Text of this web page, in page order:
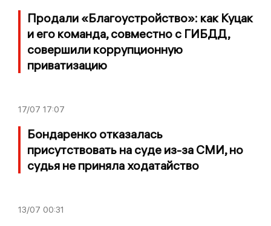
Продали «Благоустройство»: как Куцак
и его команда, совместно с ГИБДД,
совершили коррупционную
приватизацию
17/07 17:07
Бондаренко отказалась
присутствовать на суде из-за СМИ, но
судья не приняла ходатайство
13/07 00:31